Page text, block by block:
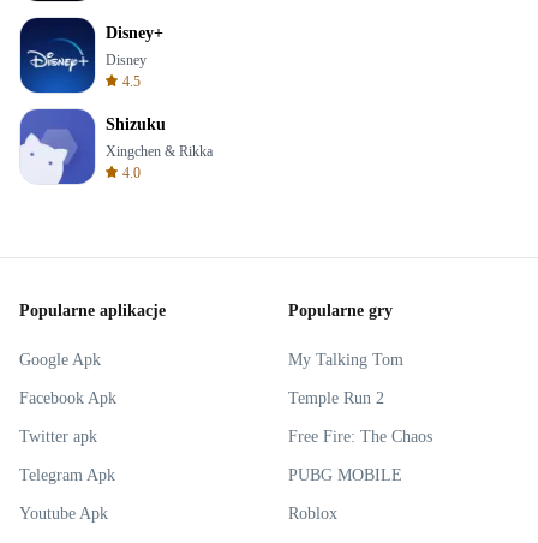
Disney+
Disney
4.5
Shizuku
Xingchen & Rikka
4.0
Popularne aplikacje
Google Apk
Facebook Apk
Twitter apk
Telegram Apk
Youtube Apk
Popularne gry
My Talking Tom
Temple Run 2
Free Fire: The Chaos
PUBG MOBILE
Roblox